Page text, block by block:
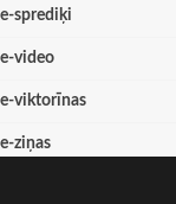
e-sprediķi
e-video
e-viktorīnas
e-ziņas